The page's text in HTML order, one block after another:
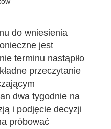
do wniesienia
jest
terminu nastąpiło
przeczytanie
dwa tygodnie na
i podjęcie decyzji
próbować